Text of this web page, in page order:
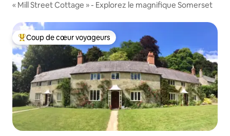
« Mill Street Cottage » - Explorez le magnifique Somerset
Coups de cœur voyageurs les plus appréciés
Coup de cœur voyageurs